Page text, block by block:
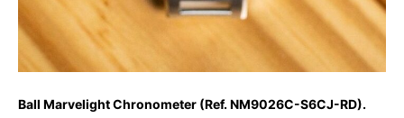
Ball Marvelight Chronometer (Ref. NM9026C-S6CJ-RD).